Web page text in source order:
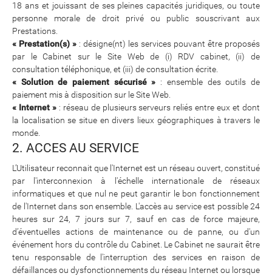
18 ans et jouissant de ses pleines capacités juridiques, ou toute
personne morale de droit privé ou public souscrivant aux
Prestations.
« Prestation(s) » : désigne(nt) les services pouvant être proposés
par le Cabinet sur le Site Web de (i) RDV cabinet, (ii) de
consultation téléphonique, et (iii) de consultation écrite.
« Solution de paiement sécurisé » : ensemble des outils de
paiement mis à disposition sur le Site Web.
« Internet »: réseau de plusieurs serveurs reliés entre eux et dont
la localisation se situe en divers lieux géographiques à travers le
monde.
2. ACCES AU SERVICE
L’Utilisateur reconnait que l'Internet est un réseau ouvert, constitué
par l'interconnexion à l'échelle internationale de réseaux
informatiques et que nul ne peut garantir le bon fonctionnement
de l'Internet dans son ensemble. L'accès au service est possible 24
heures sur 24, 7 jours sur 7, sauf en cas de force majeure,
d’éventuelles actions de maintenance ou de panne, ou d'un
événement hors du contrôle du Cabinet. Le Cabinet ne saurait être
tenu responsable de l'interruption des services en raison de
défaillances ou dysfonctionnements du réseau Internet ou lorsque